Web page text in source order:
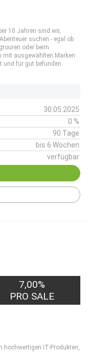
10 Jahren sind wir,
suchen - egal ob
oder beim
mit ausgewählten Marken
und für gut befunden
30.05.2025
0 %
90 Tage
bis 6 Wochen
verfügbar
7,00%
PRO SALE
hochwertigen IT-Produkten,